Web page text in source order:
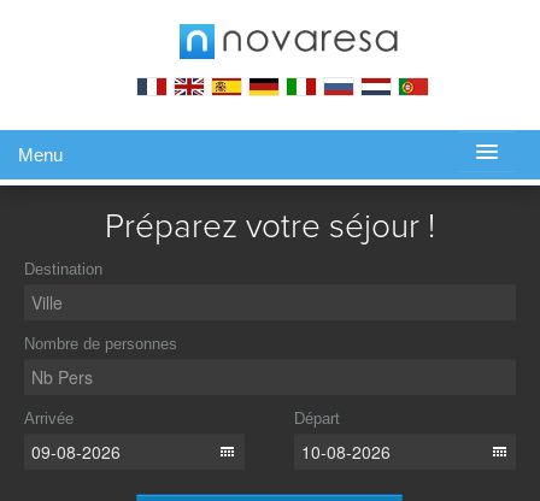
Menu
Préparez votre séjour !
Destination
Nombre de personnes
Arrivée Départ